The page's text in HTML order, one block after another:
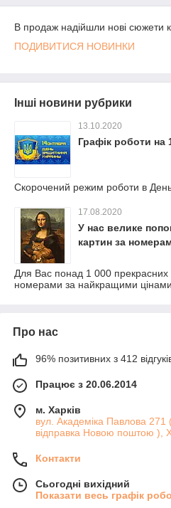
В продаж надійшли нові сюжети
ПОДИВИТИСЯ НОВИНКИ
Інші новини рубрики
13.10.2020
Графік роботи на
Скорочений режим роботи в
17.08.2020
У нас велике
картин за
Для Вас понад 1 000 прекрасних
номерами за найкращими цінами
Про нас
96% позитивних з 412
Працює з 20.06.2014
м. Харків
вул. Академіка Павлова 271
відправка Новою поштою ),
Контакти
Сьогодні вихідний
Показати весь графік